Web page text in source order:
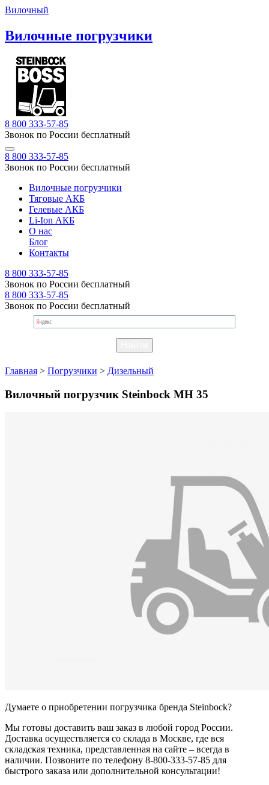
Вилочный
Вилочные погрузчики
8 800 333-57-85
Звонок по России бесплатный
8 800 333-57-85
Звонок по России бесплатный
Вилочные погрузчики
Тяговые АКБ
Гелевые АКБ
Li-Ion АКБ
О нас
Блог
Контакты
8 800 333-57-85
Звонок по России бесплатный
8 800 333-57-85
Звонок по России бесплатный
Главная > Погрузчики > Дизельный
Вилочный погрузчик Steinbock MH 35
Думаете о приобретении погрузчика бренда Steinbock?
Мы готовы доставить ваш заказ в любой город России.
Доставка осуществляется со склада в Москве, где вся
складская техника, представленная на сайте – всегда в
наличии. Позвоните по телефону 8-800-333-57-85 для
быстрого заказа или дополнительной консультации!